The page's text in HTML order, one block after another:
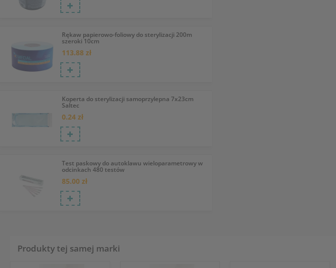
Rękaw papierowo-foliowy do sterylizacji 200m
szeroki 10cm
113.88 zł
Koperta do sterylizacji samoprzylepna 7x23cm
Saltec
0.24 zł
Test paskowy do autoklawu wieloparametrowy w
odcinkach 480 testów
85.00 zł
Produkty tej samej marki